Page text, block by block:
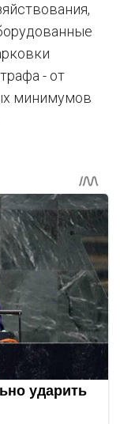
- от
минимумов